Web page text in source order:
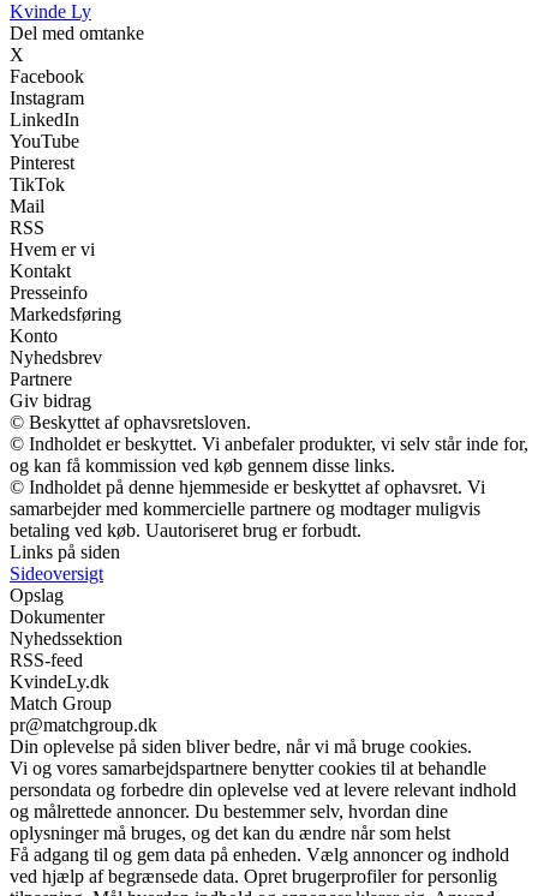
Kvinde Ly
Del med omtanke
X
Facebook
Instagram
LinkedIn
YouTube
Pinterest
TikTok
Mail
RSS
Hvem er vi
Kontakt
Presseinfo
Markedsføring
Konto
Nyhedsbrev
Partnere
Giv bidrag
© Beskyttet af ophavsretsloven.
© Indholdet er beskyttet. Vi anbefaler produkter, vi selv står inde for,
og kan få kommission ved køb gennem disse links.
© Indholdet på denne hjemmeside er beskyttet af ophavsret. Vi
samarbejder med kommercielle partnere og modtager muligvis
betaling ved køb. Uautoriseret brug er forbudt.
Links på siden
Sideoversigt
Opslag
Dokumenter
Nyhedssektion
RSS-feed
KvindeLy.dk
Match Group
pr@matchgroup.dk
Din oplevelse på siden bliver bedre, når vi må bruge cookies.
Vi og vores samarbejdspartnere benytter cookies til at behandle
persondata og forbedre din oplevelse ved at levere relevant indhold
og målrettede annoncer. Du bestemmer selv, hvordan dine
oplysninger må bruges, og det kan du ændre når som helst
Få adgang til og gem data på enheden. Vælg annoncer og indhold
ved hjælp af begrænsede data. Opret brugerprofiler for personlig